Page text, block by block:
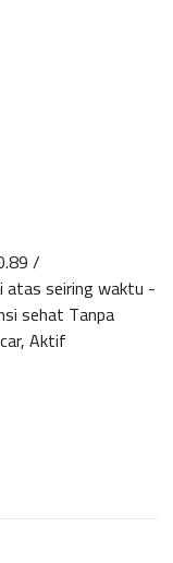
/
atas seiring waktu -
sehat Tanpa
Aktif